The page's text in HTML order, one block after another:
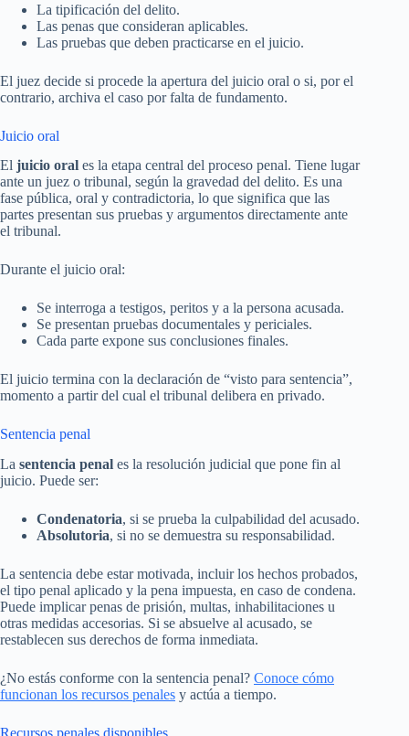
La tipificación del delito.
Las penas que consideran aplicables.
Las pruebas que deben practicarse en el juicio.
El juez decide si procede la apertura del juicio oral o si, por el
contrario, archiva el caso por falta de fundamento.
Juicio oral
El juicio oral es la etapa central del proceso penal. Tiene lugar
ante un juez o tribunal, según la gravedad del delito. Es una
fase pública, oral y contradictoria, lo que significa que las
partes presentan sus pruebas y argumentos directamente ante
el tribunal.
Durante el juicio oral:
Se interroga a testigos, peritos y a la persona acusada.
Se presentan pruebas documentales y periciales.
Cada parte expone sus conclusiones finales.
El juicio termina con la declaración de “visto para sentencia”,
momento a partir del cual el tribunal delibera en privado.
Sentencia penal
La sentencia penal es la resolución judicial que pone fin al
juicio. Puede ser:
Condenatoria, si se prueba la culpabilidad del acusado.
Absolutoria, si no se demuestra su responsabilidad.
La sentencia debe estar motivada, incluir los hechos probados,
el tipo penal aplicado y la pena impuesta, en caso de condena.
Puede implicar penas de prisión, multas, inhabilitaciones u
otras medidas accesorias. Si se absuelve al acusado, se
restablecen sus derechos de forma inmediata.
¿No estás conforme con la sentencia penal? Conoce cómo
funcionan los recursos penales y actúa a tiempo.